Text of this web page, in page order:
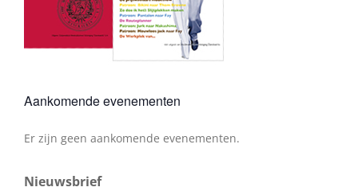
Aankomende evenementen
Bericht
Er zijn geen aankomende evenementen.
Nieuwsbrief